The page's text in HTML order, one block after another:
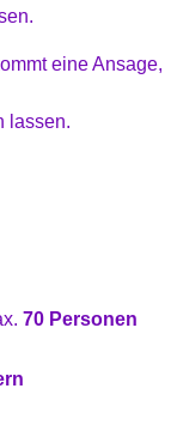
eine Ansage,
lassen.
70 Personen